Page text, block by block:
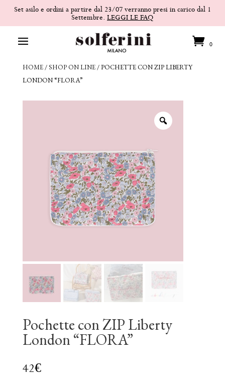
Set asilo e ordini a partire dal 23/07 verranno presi in carico dal 1
Settembre. LEGGI LE FAQ
0
HOME/ SHOP ON LINE/POCHETTE CON ZIP LIBERTY
LONDON “FLORA”
Pochette con ZIP Liberty
London “FLORA”
42€‏